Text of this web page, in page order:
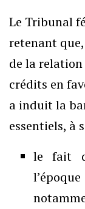
Le Tribunal
retenant
de la
crédits en
a induit la
essentiels, à
le fait